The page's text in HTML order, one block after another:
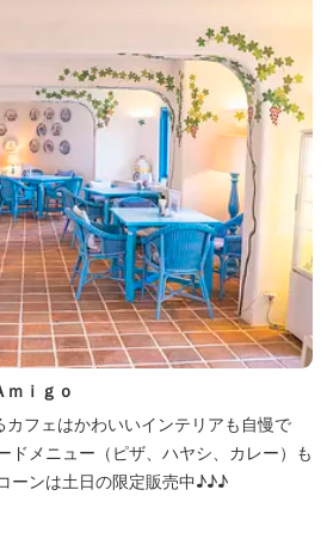
ｉｇｏ
フェはかわいいインテリアも自慢で
ドメニュー（ピザ、ハヤシ、カレー）も
ーンは土日の限定販売中♪♪♪